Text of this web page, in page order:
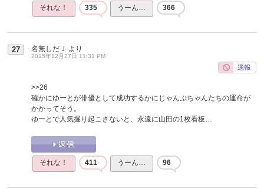
それな！ 335 うーん… 366
27 名無しだＪ より
2015年12月27日 11:31 PM
>>26
確かにゆーとが俳優として成功するかにじゃんぷちゃんたちの運命が
かかってそう。
ゆーとで人気掘り起こさないと、永遠に山田の1枚看板…
それな！ 411 うーん… 96